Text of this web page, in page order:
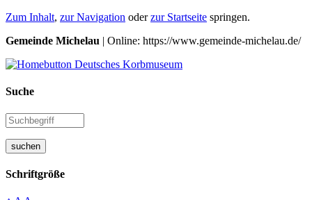
Zum Inhalt, zur Navigation oderzur Startseite springen.
Gemeinde Michelau | Online: https://www.gemeinde-michelau.de/
Suche
suchen
Schriftgröße